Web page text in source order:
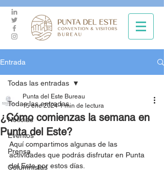
Entrada
Todas las entradas
Noticias
Eventos
Prensa
Columnistas
Todas las entradas
¿Cómo comienzas la semana en
Punta del Este?
Punta del Este Bureau
15 ene 2024 1 min de lectura
Aquí compartimos algunas de las
actividades que podrás disfrutar en Punta
del Este por estos días.